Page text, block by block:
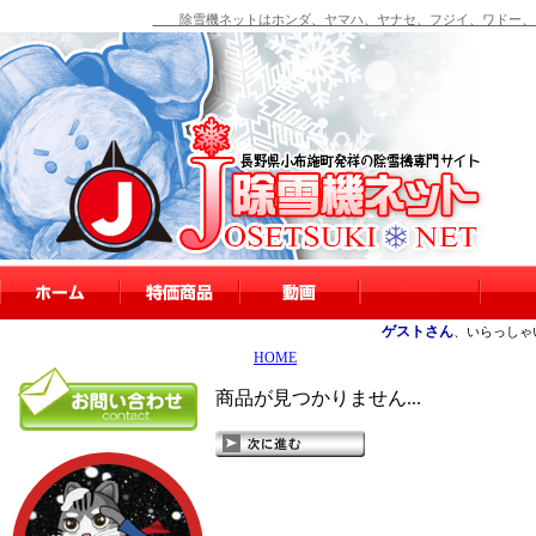
除雪機ネットはホンダ、ヤマハ、ヤナセ、フジイ、ワドー、
ゲストさん 、いらっし
HOME
商品が見つかりません...